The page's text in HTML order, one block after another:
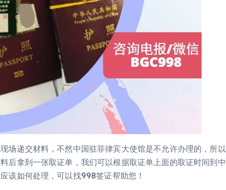
场递交材料，不然中国驻菲律宾大使馆是不允许办理的，所以
后拿到一张取证单，我们可以根据取证单上面的取证时间到中
该如何处理，可以找998签证帮助您！